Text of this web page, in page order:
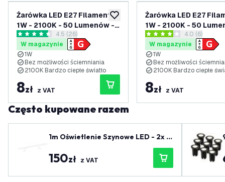
dodaj do listy życzeń
Żarówka LED E27 Filament -
1W - 2100K - 50 Lumenów -
Złota
otwórz panel recenzji
4.5 Gwiazdki oceny
4.5 (26)
W magazynie
1W
Bez możliwości ściemniania
2100K Bardzo ciepłe światło
8zł z VAT
Żarówka LED E27
1W - 2100K - 50
Naturalnaotwórz
4 Gwiazdki oceny
4.0 (6)
W magazynie
1W
Bez możliwości
2100K Bardzo ciepłe
8zł z VAT
Często kupowane razem
1m Oświetlenie Szynowe LED - 2x R
eflektor Szynowy - Możliwość Przyc
iemniania - System Szynowy 1-fazo
150zł z VAT